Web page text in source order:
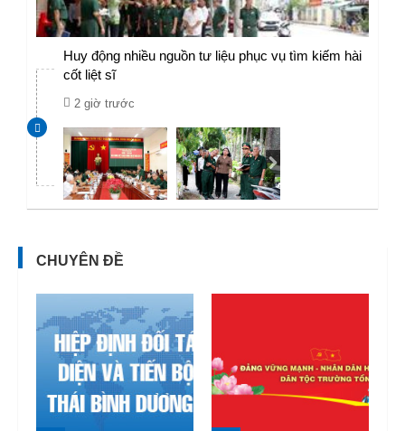
Huy động nhiều nguồn tư liệu phục vụ tìm kiếm hài
cốt liệt sĩ
2 giờ trước
CHUYÊN ĐỀ